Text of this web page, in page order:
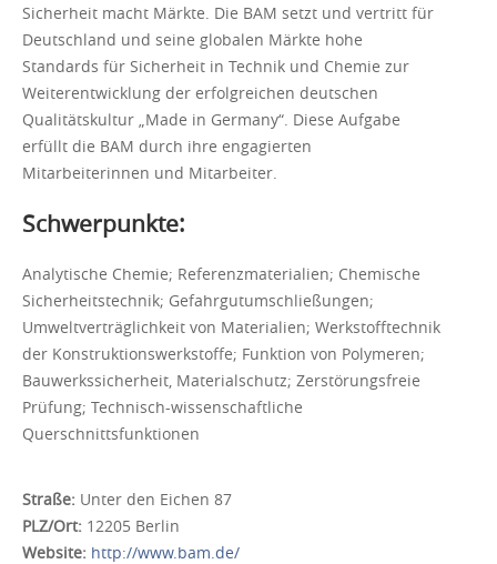
Sicherheit macht Märkte. Die BAM setzt und vertritt für
Deutschland und seine globalen Märkte hohe
Standards für Sicherheit in Technik und Chemie zur
Weiterentwicklung der erfolgreichen deutschen
Qualitätskultur „Made in Germany“. Diese Aufgabe
erfüllt die BAM durch ihre engagierten
Mitarbeiterinnen und Mitarbeiter.
Schwerpunkte:
Analytische Chemie; Referenzmaterialien; Chemische
Sicherheitstechnik; Gefahrgutumschließungen;
Umweltverträglichkeit von Materialien; Werkstofftechnik
der Konstruktionswerkstoffe; Funktion von Polymeren;
Bauwerkssicherheit, Materialschutz; Zerstörungsfreie
Prüfung; Technisch-wissenschaftliche
Querschnittsfunktionen
Straße: Unter den Eichen 87
PLZ/Ort: 12205 Berlin
Website: http://www.bam.de/